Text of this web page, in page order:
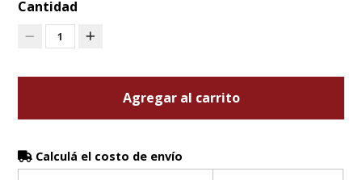
Cantidad
1
Agregar al carrito
Calculá el costo de envío